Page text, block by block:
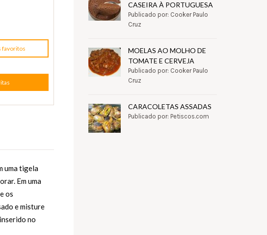
favoritos
uma tigela
Em uma
os
e misture
no
CASEIRA À PORTUGUESA
Publicado por: Cooker Paulo
Cruz
MOELAS AO MOLHO DE
TOMATE E CERVEJA
Publicado por: Cooker Paulo
Cruz
CARACOLETAS ASSADAS
Publicado por: Petiscos.com